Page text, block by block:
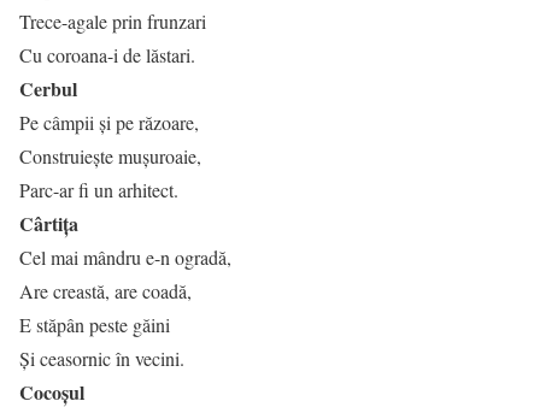
Trece-agale prin frunzari
Cu coroana-i de lăstari.
Cerbul
Pe câmpii și pe răzoare,
Construiește mușuroaie,
Parc-ar fi un arhitect.
Cârtița
Cel mai mândru e-n ogradă,
Are creastă, are coadă,
E stăpân peste găini
Şi ceasornic în vecini.
Cocoşul